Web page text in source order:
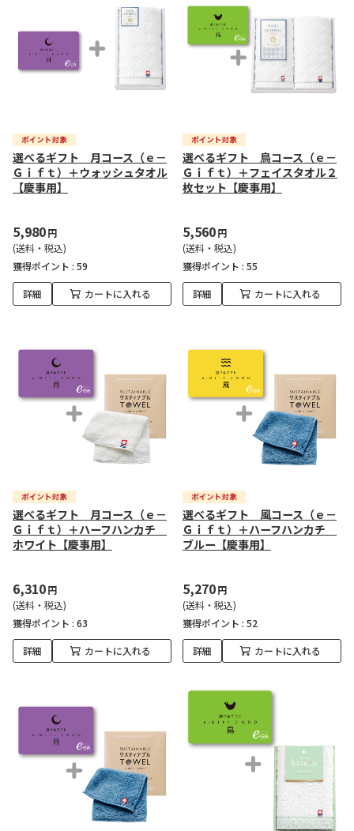
選べるギフト 月コース（ｅ－
Ｇｉｆｔ）＋ウォッシュタオル
【慶事用】
5,980円
(送料・税込)
獲得ポイント : 59
詳細 カートに入れる
選べるギフト 鳥コース（ｅ－
Ｇｉｆｔ）＋フェイスタオル２
枚セット【慶事用】
5,560円
(送料・税込)
獲得ポイント : 55
詳細 カートに入れる
選べるギフト 月コース（ｅ－
Ｇｉｆｔ）＋ハーフハンカチ
ホワイト【慶事用】
6,310円
(送料・税込)
獲得ポイント : 63
詳細 カートに入れる
選べるギフト 風コース（ｅ－
Ｇｉｆｔ）＋ハーフハンカチ
ブルー【慶事用】
5,270円
(送料・税込)
獲得ポイント : 52
詳細 カートに入れる